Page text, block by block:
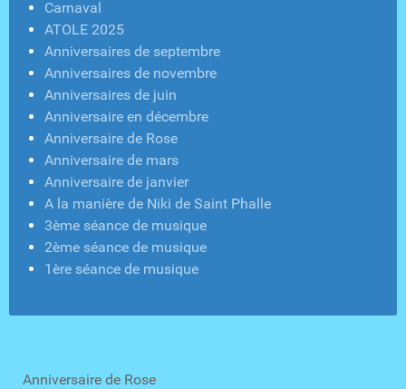
Carnaval
ATOLE 2025
Anniversaires de septembre
Anniversaires de novembre
Anniversaires de juin
Anniversaire en décembre
Anniversaire de Rose
Anniversaire de mars
Anniversaire de janvier
A la manière de Niki de Saint Phalle
3ème séance de musique
2ème séance de musique
1ère séance de musique
Anniversaire de Rose